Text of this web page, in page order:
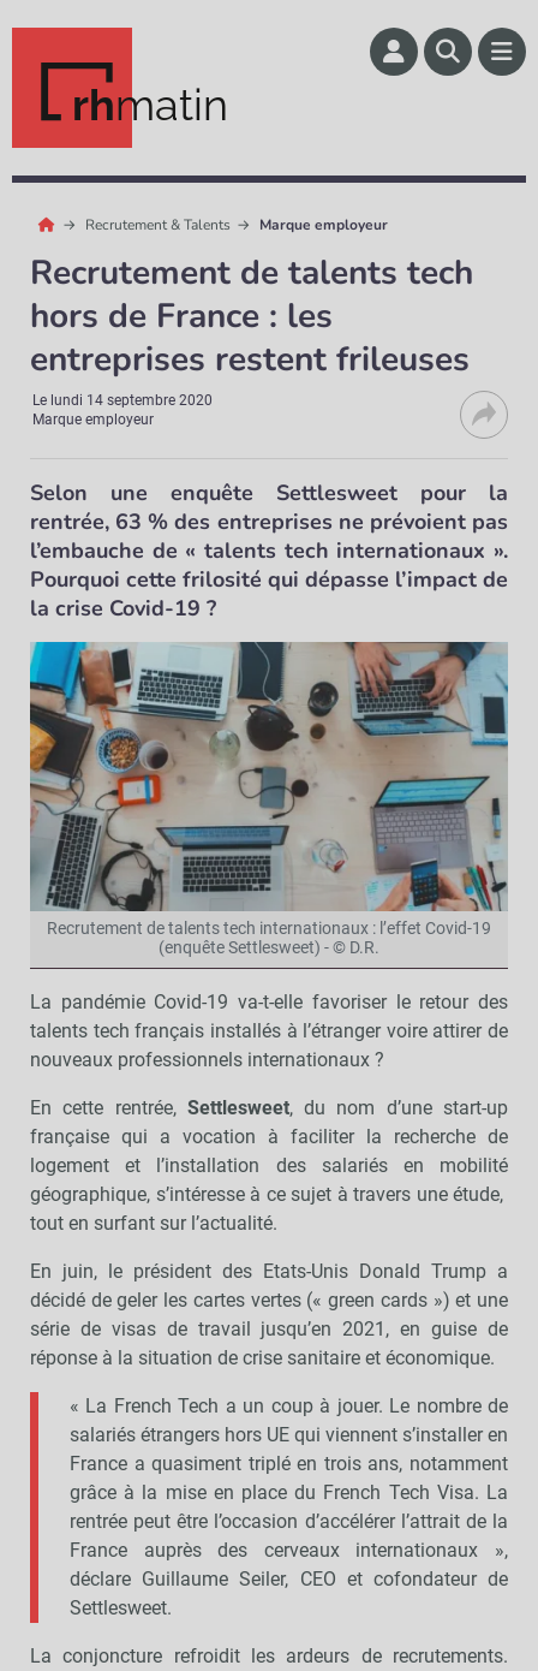
rhmatin
Recrutement & Talents Marque employeur
Recrutement de talents tech
hors de France : les
entreprises restent frileuses
Le lundi 14 septembre 2020
Marque employeur
Selon une enquête Settlesweet pour la
rentrée, 63 % des entreprises ne prévoient pas
l’embauche de « talents tech internationaux ».
Pourquoi cette frilosité qui dépasse l’impact de
la crise Covid-19 ?
Recrutement de talents tech internationaux : l’effet Covid-19
(enquête Settlesweet) - © D.R.
La pandémie Covid-19 va-t-elle favoriser le retour des
talents tech français installés à l’étranger voire attirer de
nouveaux professionnels internationaux ?
En cette rentrée, Settlesweet, du nom d’une start-up
française qui a vocation à faciliter la recherche de
logement et l’installation des salariés en mobilité
géographique, s’intéresse à ce sujet à travers une étude,
tout en surfant sur l’actualité.
En juin, le président des Etats-Unis Donald Trump a
décidé de geler les cartes vertes (« green cards ») et une
série de visas de travail jusqu’en 2021, en guise de
réponse à la situation de crise sanitaire et économique.
« La French Tech a un coup à jouer. Le nombre de
salariés étrangers hors UE qui viennent s’installer en
France a quasiment triplé en trois ans, notamment
grâce à la mise en place du French Tech Visa. La
rentrée peut être l’occasion d’accélérer l’attrait de la
France auprès des cerveaux internationaux »,
déclare Guillaume Seiler, CEO et cofondateur de
Settlesweet.
La conjoncture refroidit les ardeurs de recrutements.